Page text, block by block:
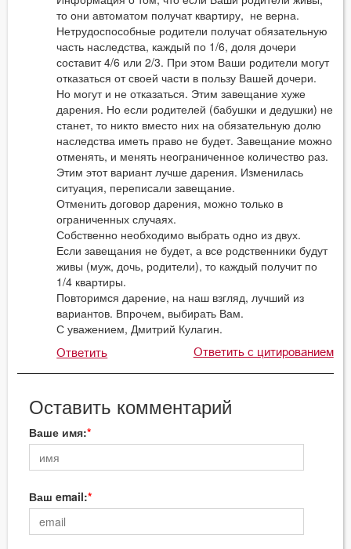
то они автоматом получат квартиру, не верна.
Нетрудоспособные родители получат обязательную
часть наследства, каждый по 1/6, доля дочери
составит 4/6 или 2/3. При этом Ваши родители могут
отказаться от своей части в пользу Вашей дочери.
Но могут и не отказаться. Этим завещание хуже
дарения. Но если родителей (бабушки и дедушки) не
станет, то никто вместо них на обязательную долю
наследства иметь право не будет. Завещание можно
отменять, и менять неограниченное количество раз.
Этим этот вариант лучше дарения. Изменилась
ситуация, переписали завещание.
Отменить договор дарения, можно только в
ограниченных случаях.
Собственно необходимо выбрать одно из двух.
Если завещания не будет, а все родственники будут
живы (муж, дочь, родители), то каждый получит по
1/4 квартиры.
Повторимся дарение, на наш взгляд, лучший из
вариантов. Впрочем, выбирать Вам.
С уважением, Дмитрий Кулагин.
Ответить Ответить с цитированием
Оставить комментарий
Ваше имя:
Ваш email: